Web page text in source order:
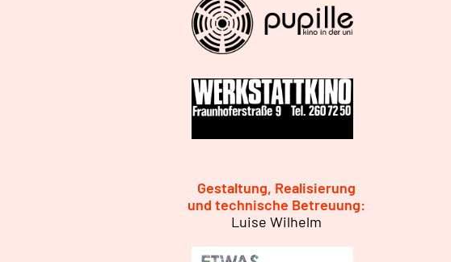
Gestaltung, Realisierung
und technische Betreuung:
Luise Wilhelm